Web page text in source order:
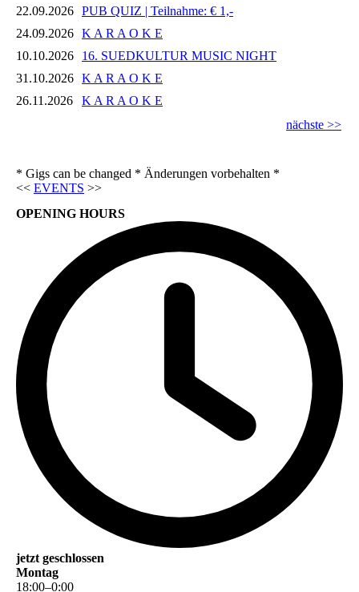
22.09.2026 PUB QUIZ | Teilnahme: € 1,-
24.09.2026 K A R A O K E
10.10.2026
16. SUEDKULTUR MUSIC NIGHT
31.10.2026 K A R A O K E
26.11.2026
K A R A O K E
nächste >>
* Gigs can be changed * Änderungen vorbehalten *
<< EVENTS >>
OPENING HOURS
jetzt geschlossen
Montag
18:00–0:00